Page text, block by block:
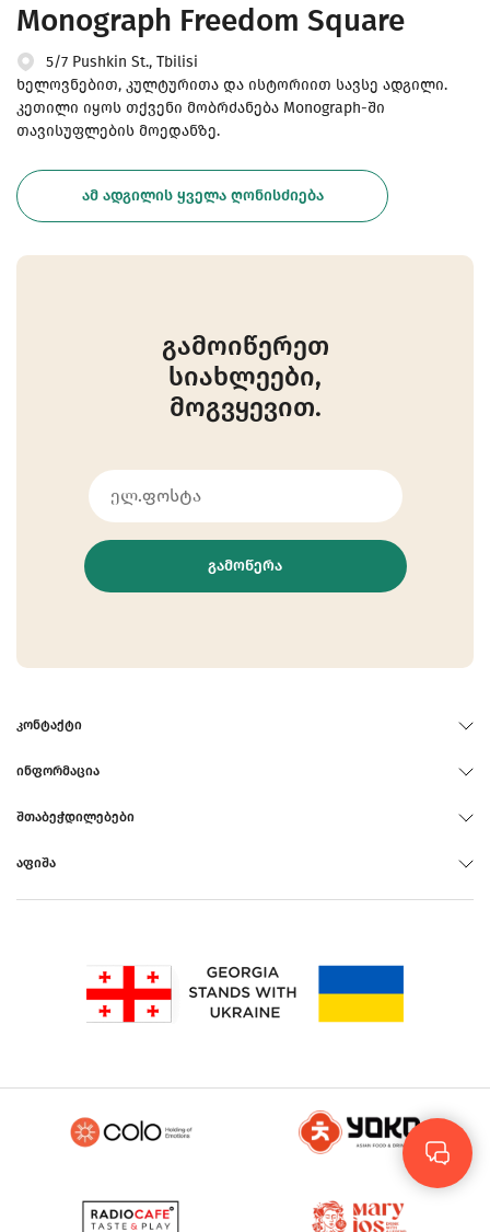
Monograph Freedom Square
5/7 Pushkin St., Tbilisi
ხელოვნებით, კულტურითა და ისტორიით სავსე ადგილი.
კეთილი იყოს თქვენი მობრძანება Monograph-ში
თავისუფლების მოედანზე.
ᲐᲛ ᲐᲓᲒᲘᲚᲘᲡ ᲧᲕᲔᲚᲐ ᲦᲝᲜᲘᲡᲫᲘᲔᲑᲐ
გამოიწერეთ
სიახლეები,
მოგვყევით.
ᲒᲐᲛᲝᲬᲔᲠᲐ
ᲙᲝᲜᲢᲐᲥᲢᲘ
ᲘᲜᲤᲝᲠᲛᲐᲪᲘᲐ
ᲨᲗᲐᲑᲔᲭᲓᲘᲚᲔᲑᲔᲑᲘ
ᲐᲤᲘᲨᲐ
Rus